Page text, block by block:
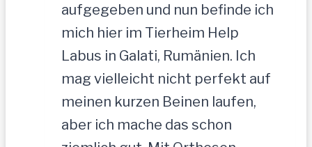
aufgegeben und nun befinde ich
mich hier im Tierheim Help
Labus in Galati, Rumänien. Ich
mag vielleicht nicht perfekt auf
meinen kurzen Beinen laufen,
aber ich mache das schon